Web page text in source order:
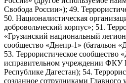
Свобода России»); 49.
50. Националистическая
добровольческий корпус»; 51.
«Грузинский национальный
сообщество «Днепр-1» (батальон
53. Террористическое сообщество
исправительном учреждении
Республике Дагестан); 54.
созданное сотрудниками Главного